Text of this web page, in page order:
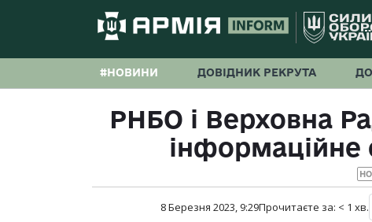
#НОВИНИ ДОВІДНИК РЕКРУТА
РНБО і Верховна
інформаційне
8 Березня 2023, 9:29Прочитаєте за: < 1 хв.